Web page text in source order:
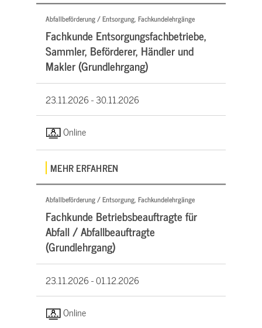
Abfallbeförderung / Entsorgung, Fachkundelehrgänge
Fachkunde Entsorgungsfachbetriebe,
Sammler, Beförderer, Händler und
Makler (Grundlehrgang)
23.11.2026 -30.11.2026
Online
MEHR ERFAHREN
Abfallbeförderung / Entsorgung, Fachkundelehrgänge
Fachkunde Betriebsbeauftragte für
Abfall / Abfallbeauftragte
(Grundlehrgang)
23.11.2026 -01.12.2026
Online